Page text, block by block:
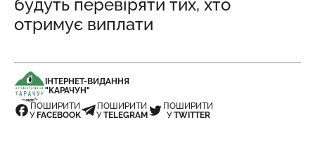
будуть перевіряти тих, хто
отримує виплати
ІНТЕРНЕТ-ВИДАННЯ
"КАРАЧУН"
ПОШИРИТИ
У FACEBOOK
ПОШИРИТИ
УTELEGRAM
ПОШИРИТИ
УTWITTER